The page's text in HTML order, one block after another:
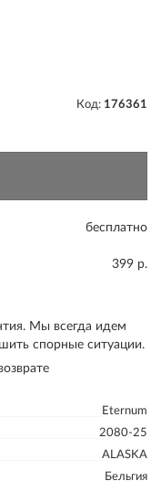
Eternum
2080-25
ALASKA
Бельгия
Код: 176361
бесплатно
399 р.
Мы всегда идем
спорные ситуации.